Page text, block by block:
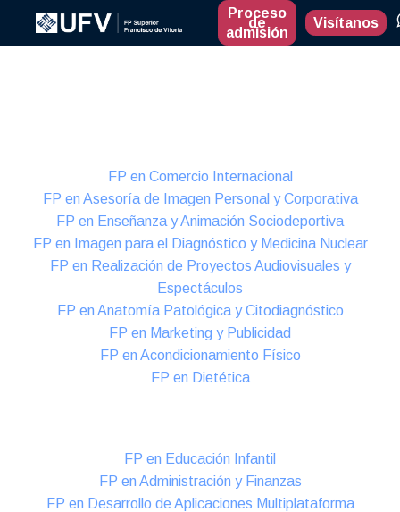
Proceso
de
admisión
Visítanos
FP en Comercio Internacional
FP en Asesoría de Imagen Personal y Corporativa
FP en Enseñanza y Animación Sociodeportiva
FP en Imagen para el Diagnóstico y Medicina Nuclear
FP en Realización de Proyectos Audiovisuales y
Espectáculos
FP en Anatomía Patológica y Citodiagnóstico
FP en Marketing y Publicidad
FP en Acondicionamiento Físico
FP en Dietética
FP en Educación Infantil
FP en Administración y Finanzas
FP en Desarrollo de Aplicaciones Multiplataforma